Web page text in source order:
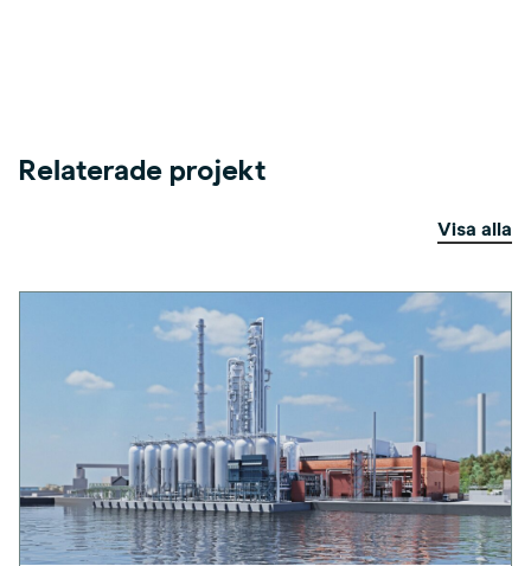
Relaterade projekt
Visa alla